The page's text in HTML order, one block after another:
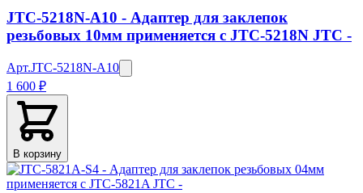
JTC-5218N-A10 - Адаптер для заклепок
резьбовых 10мм применяется с JTC-5218N JTC -
Арт.JTC-5218N-A10
1 600 ₽
В корзину